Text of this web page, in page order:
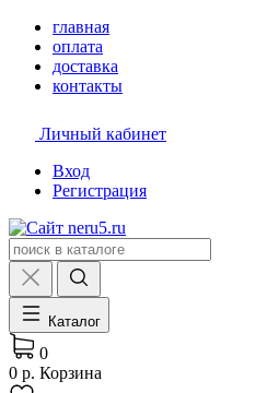
главная
оплата
доставка
контакты
Личный кабинет
Вход
Регистрация
Каталог
0
0 р. Корзина